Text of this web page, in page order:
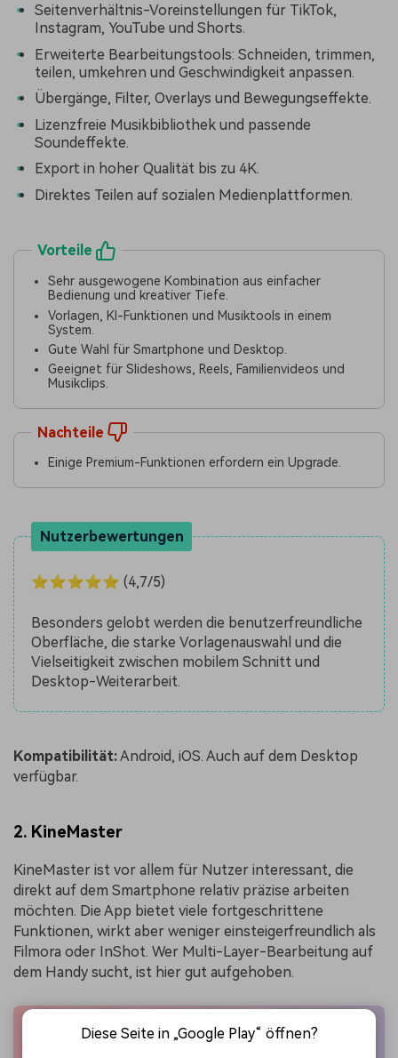
Seitenverhältnis-Voreinstellungen für TikTok,
Instagram, YouTube und Shorts.
Erweiterte Bearbeitungstools: Schneiden, trimmen,
teilen, umkehren und Geschwindigkeit anpassen.
Übergänge, Filter, Overlays und Bewegungseffekte.
Lizenzfreie Musikbibliothek und passende
Soundeffekte.
Export in hoher Qualität bis zu 4K.
Direktes Teilen auf sozialen Medienplattformen.
Vorteile
Sehr ausgewogene Kombination aus einfacher
Bedienung und kreativer Tiefe.
Vorlagen, KI-Funktionen und Musiktools in einem
System.
Gute Wahl für Smartphone und Desktop.
Geeignet für Slideshows, Reels, Familienvideos und
Musikclips.
Nachteile
Einige Premium-Funktionen erfordern ein Upgrade.
Nutzerbewertungen
⭐⭐⭐⭐⭐ (4,7/5)
Besonders gelobt werden die benutzerfreundliche
Oberfläche, die starke Vorlagenauswahl und die
Vielseitigkeit zwischen mobilem Schnitt und
Desktop-Weiterarbeit.
Kompatibilität:Android, iOS. Auch auf dem Desktop
verfügbar.
2. KineMaster
KineMaster ist vor allem für Nutzer interessant, die
direkt auf dem Smartphone relativ präzise arbeiten
möchten. Die App bietet viele fortgeschrittene
Funktionen, wirkt aber weniger einsteigerfreundlich als
Filmora oder InShot. Wer Multi-Layer-Bearbeitung auf
dem Handy sucht, ist hier gut aufgehoben.
Diese Seite in „Google Play“ öffnen?